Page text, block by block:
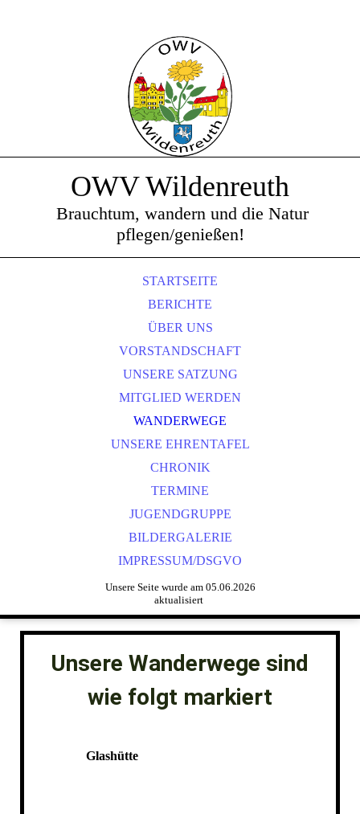
OWV Wildenreuth
Brauchtum, wandern und die Natur
pflegen/genießen!
STARTSEITE
BERICHTE
ÜBER UNS
VORSTANDSCHAFT
UNSERE SATZUNG
MITGLIED WERDEN
WANDERWEGE
UNSERE EHRENTAFEL
CHRONIK
TERMINE
JUGENDGRUPPE
BILDERGALERIE
IMPRESSUM/DSGVO
Unsere Seite wurde am 05.06.2026
aktualisiert
Unsere Wanderwege sind
wie folgt markiert
Glashütte